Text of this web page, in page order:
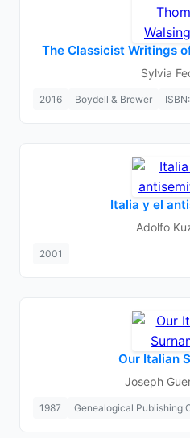
The Classicist Writings
Sylvia
2016 Boydell & Brewer
Italia y el
Adolfo
2001
Our Italian
Joseph
1987 Genealogical Publishing